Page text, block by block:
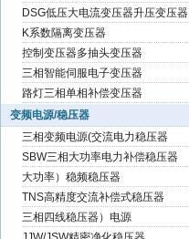
DSG低压大电流变压器升压变压器
K系数隔离变压器
控制变压器多抽头变压器
三相智能伺服电子变压器
路灯三相单相补偿变压器
变频电源/稳压器
三相变频电源(交流电力稳压器
SBW三相大功率电力补偿稳压器
大功率）稳频稳压器
TNS高精度交流补偿式稳压器
三相四线稳压器）电源